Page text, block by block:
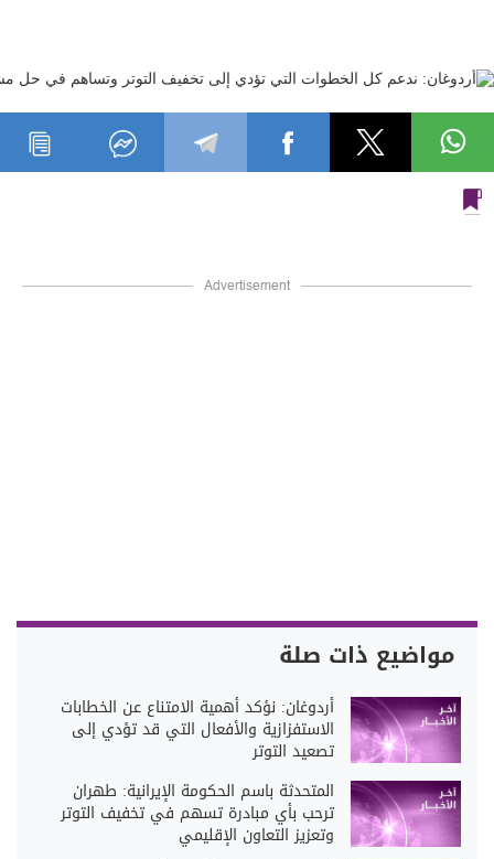
Advertisement
مواضيع ذات صلة
أردوغان: نؤكد أهمية الامتناع عن الخطابات
الاستفزازية والأفعال التي قد تؤدي إلى
تصعيد التوتر
المتحدثة باسم الحكومة الإيرانية: طهران
ترحب بأي مبادرة تسهم في تخفيف التوتر
وتعزيز التعاون الإقليمي